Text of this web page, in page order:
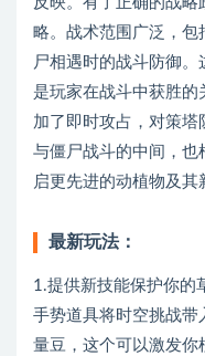
略。战术范围广泛，
尸相遇时的战斗防御
是玩家在战斗中获胜
加了即时攻占，对策
与僵尸战斗的中间，也
启更先进的动植物及其
最新玩法：
1.提供新技能保护你的
手势道具将时空挑战带
量豆，这个可以激发你